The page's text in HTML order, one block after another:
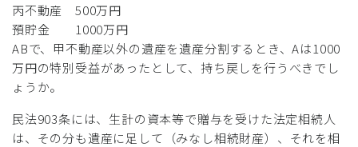
丙不動産 500万円
預貯金 1000万円
ABで、甲不動産以外の遺産を遺産分割するとき、Aは1000
万円の特別受益があったとして、持ち戻しを行うべきでし
ょうか。
民法903条には、生計の資本等で贈与を受けた法定相続人
は、その分も遺産に足して（みなし相続財産）、それを相